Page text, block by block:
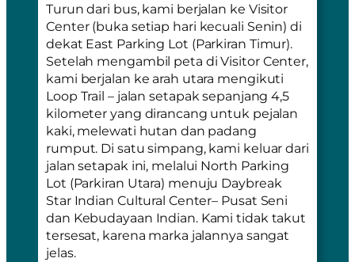
Turun dari bus, kami berjalan ke Visitor
Center (buka setiap hari kecuali Senin) di
dekat East Parking Lot (Parkiran Timur).
Setelah mengambil peta diVisitor Center,
kami berjalan ke arah utara mengikuti
Loop Trail – jalan setapak sepanjang 4,5
kilometer yang dirancang untuk pejalan
kaki, melewati hutan dan padang
rumput. Di satu simpang, kami keluar dari
jalan setapak ini, melalui North Parking
Lot (Parkiran Utara) menuju Daybreak
Star Indian Cultural Center– Pusat Seni
dan Kebudayaan Indian. Kami tidak takut
tersesat, karena marka jalannya sangat
jelas.